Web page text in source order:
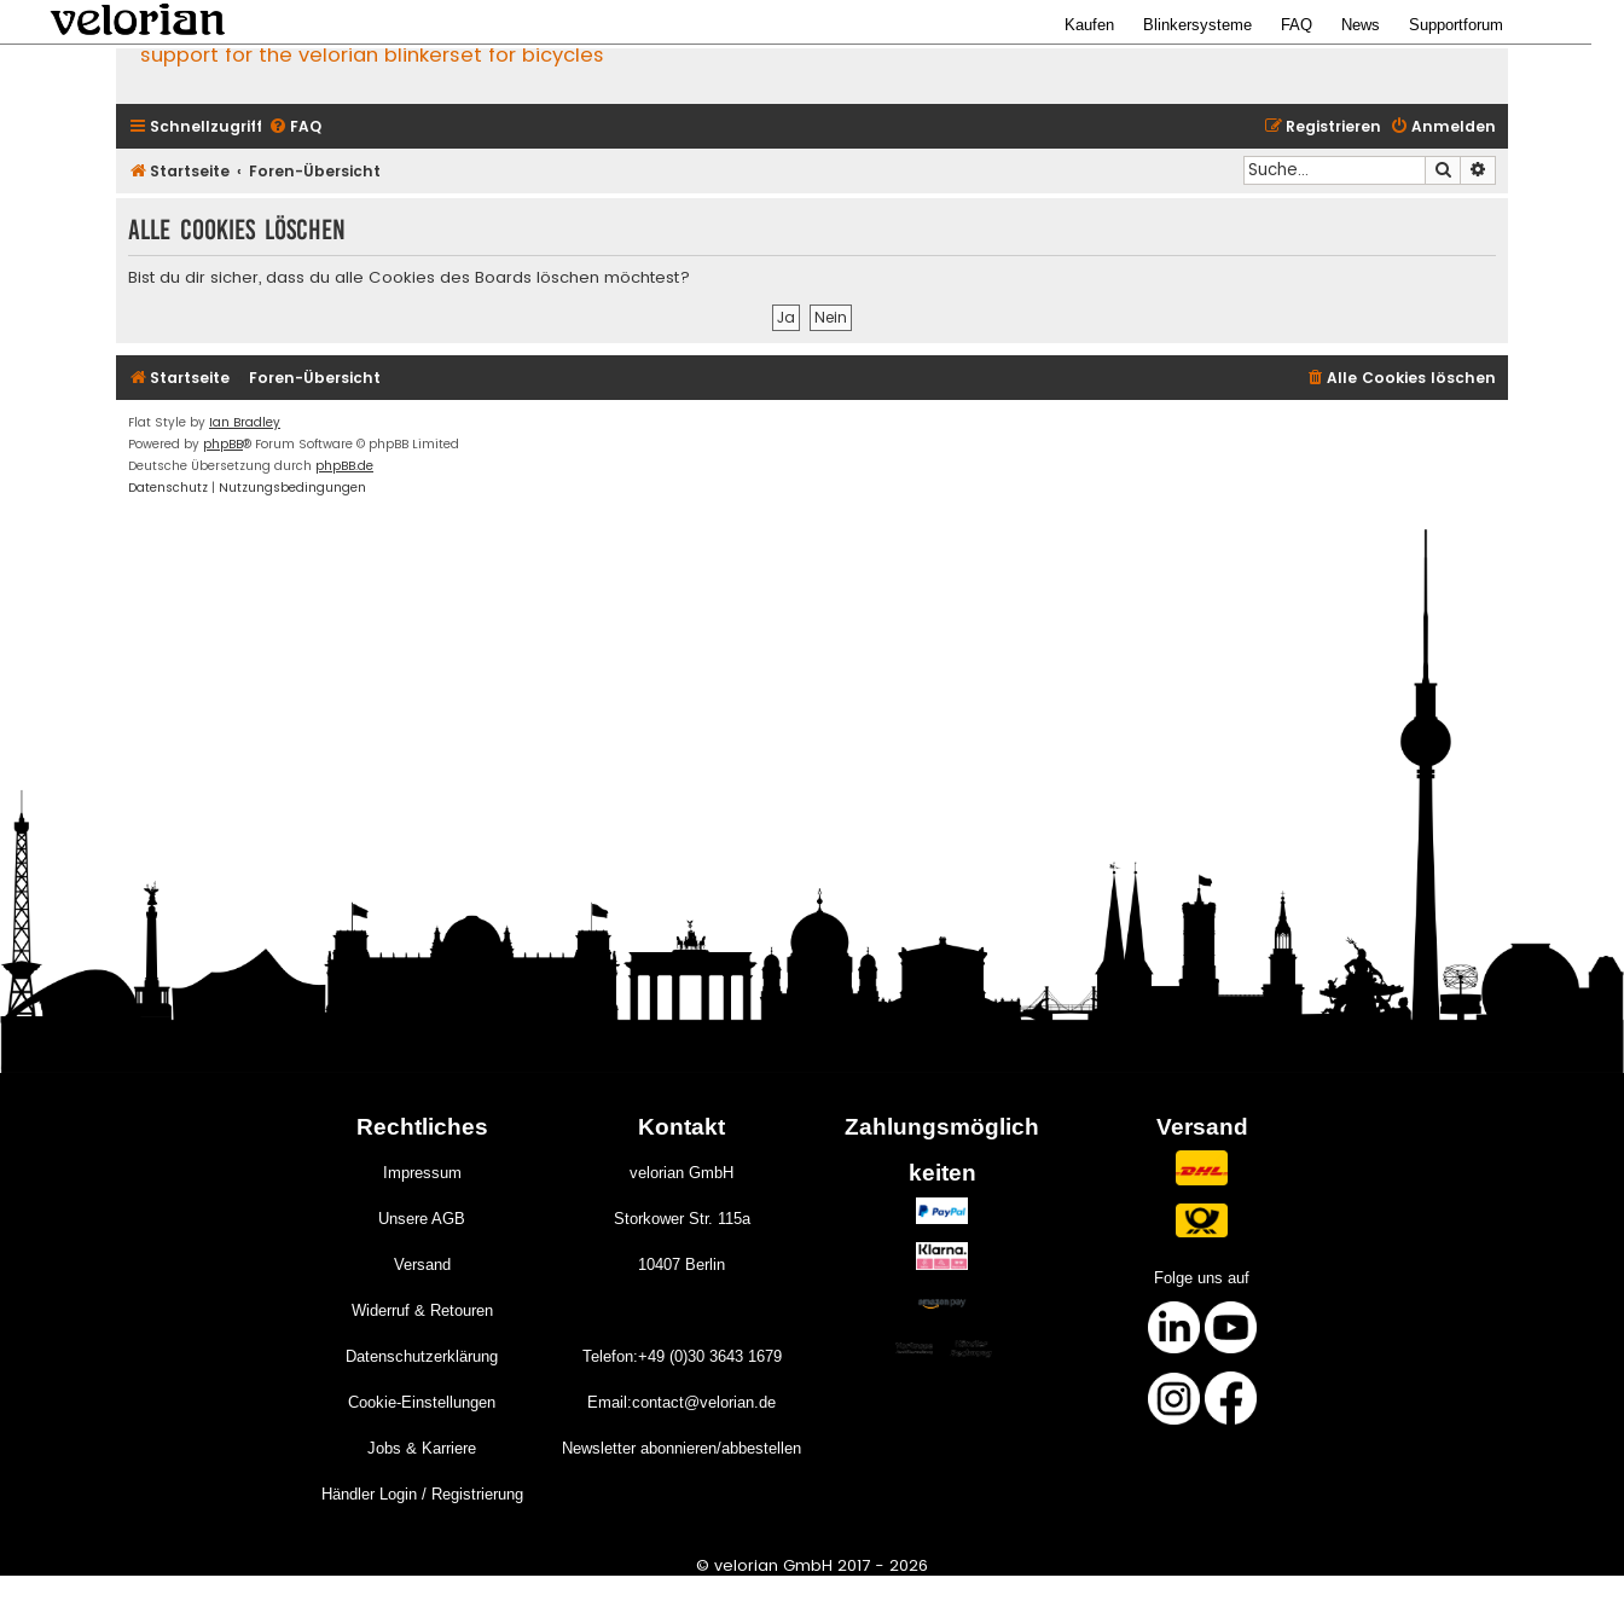
Kaufen Blinkersysteme FAQ News Supportforum
support for the velorian blinkerset for bicycles
Schnellzugriff FAQ Anmelden
Registrieren
Startseite Foren-Übersicht Suche
Alle Cookies löschen
Bist du dir sicher, dass du alle Cookies des Boards löschen möchtest?
Startseite Foren-Übersicht Alle Cookies löschen
Flat Style by Ian Bradley
Powered by phpBB® Forum Software © phpBB Limited
Deutsche Übersetzung durch phpBB.de
Datenschutz | Nutzungsbedingungen
Rechtliches
Impressum
Unsere AGB
Versand
Widerruf & Retouren
Datenschutzerklärung
Cookie-Einstellungen
Jobs & Karriere
Händler Login / Registrierung
Kontakt
velorian GmbH
Storkower Str. 115a
10407 Berlin
Telefon:+49 (0)3036431679
Email:contact@velorian.de
Newsletter abonnieren/abbestellen
Zahlungsmöglich
keiten
Versand
Folge uns auf
© velorian GmbH 2017 - 2026